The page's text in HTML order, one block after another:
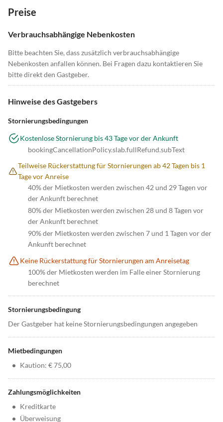
Preise
Verbrauchsabhängige Nebenkosten
Bitte beachten Sie, dass zusätzlich verbrauchsabhängige
Nebenkosten anfallen können. Bei Fragen dazu kontaktieren Sie
bitte direkt den Gastgeber.
Hinweise des Gastgebers
Stornierungsbedingungen
Kostenlose Stornierung bis 43 Tage vor der Ankunft
bookingCancellationPolicy.slab.fullRefund.subText
Teilweise Rückerstattung für Stornierungen ab 42 Tagen bis 1
Tage vor Anreise
40% der Mietkosten werden zwischen 42 und 29 Tagen vor
der Ankunft berechnet
80% der Mietkosten werden zwischen 28 und 8 Tagen vor
der Ankunft berechnet
90% der Mietkosten werden zwischen 7 und 1 Tagen vor der
Ankunft berechnet
Keine Rückerstattung für Stornierungen am Anreisetag
100% der Mietkosten werden im Falle einer Stornierung
berechnet
Stornierungsbedingung
Der Gastgeber hat keine Stornierungsbedingungen angegeben
Mietbedingungen
• Kaution: € 75,00
Zahlungsmöglichkeiten
• Kreditkarte
• Überweisung